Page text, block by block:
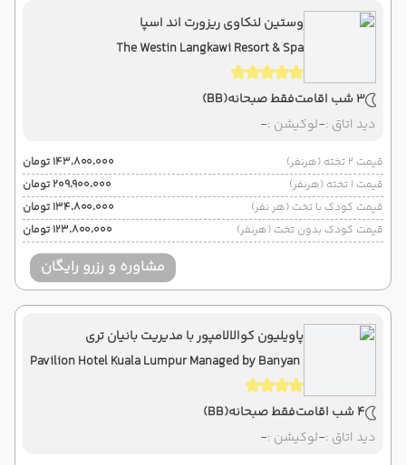
وستین لنکاوی ریزورت اند اسپا
The Westin Langkawi Resort & Spa
3 شب اقامت فقط صبحانه(BB)
دید اتاق :-لوکیشن :-
قیمت 2 تخته (هرنفر)
۱۴۳٬۸۰۰٬۰۰۰ تومان
قیمت 1 تخته (هرنفر)
۲۰۹٬۹۰۰٬۰۰۰ تومان
قیمت کودک با تخت (هر نفر)
۱۳۴٬۸۰۰٬۰۰۰ تومان
قیمت کودک بدون تخت (هرنفر)
۱۲۳٬۸۰۰٬۰۰۰ تومان
مشاوره و رزرو رایگان
پاویلیون کوالالامپور با مدیریت بانیان تری
Pavilion Hotel Kuala Lumpur Managed by Banyan
4 شب اقامت
فقط صبحانه(BB)
دید اتاق :-لوکیشن :-